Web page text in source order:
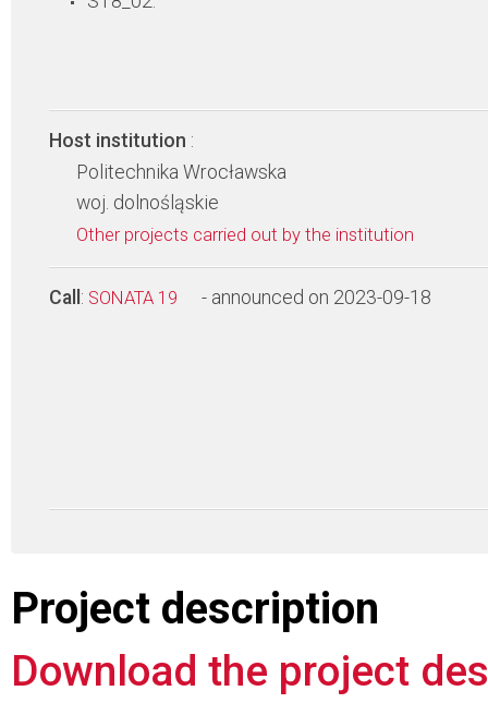
Host institution :
Politechnika Wrocławska
woj. dolnośląskie
Other projects carried out by the institution
Call : SONATA 19 - announced on 2023-09-18
Project description
Download the project